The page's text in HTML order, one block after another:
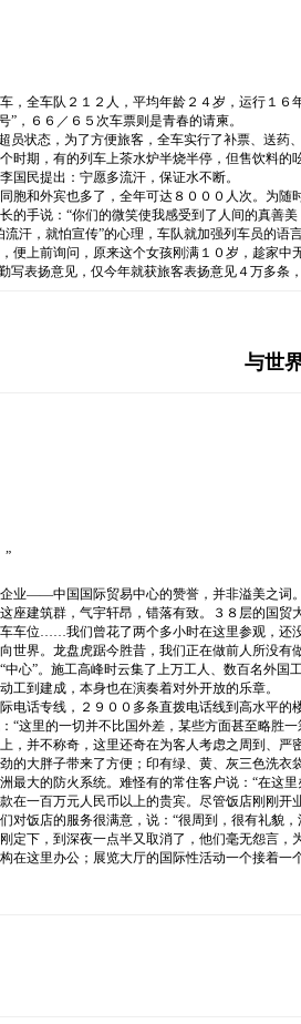
，全车队２１２人，平均年龄２４岁，运行１
，６６／６５次车票则是青春的请柬。
员状态，为了方便旅客，全车实行了补票、送
时期，有的列车上茶水炉半烧半停，但售饮料
国民提出：宁愿多流汗，保证水不断。
胞和外宾也多了，全年可达８０００人次。为
的手说：“你们的微笑使我感受到了人间的真善
汗，就怕宣传”的心理，车队就加强列车员的
便上前询问，原来这个女孩刚满１０岁，趁家
表扬意见，仅今年就获旅客表扬意见４万多条，
与世
”
业——中国国际贸易中心的赞誉，并非溢美之词。
座建筑群，气宇轩昂，错落有致。３８层的国
车位……我们曾花了两个多小时在这里参观，还
世界。龙盘虎踞今胜昔，我们正在做前人所没有
中心”。施工高峰时云集了上万工人、数百名外
工到建成，本身也在演奏着对外开放的乐章。
电话专线，２９００多条直拨电话线到高水平
“这里的一切并不比国外差，某些方面甚至略胜
，并不称奇，这里还奇在为客人考虑之周到、
的大胖子带来了方便；印有绿、黄、灰三色洗
最大的防火系统。难怪有的常住客户说：“在这
在一百万元人民币以上的贵宾。尽管饭店刚刚
对饭店的服务很满意，说：“很周到，很有礼貌
定下，到深夜一点半又取消了，他们毫无怨言，
在这里办公；展览大厅的国际性活动一个接着